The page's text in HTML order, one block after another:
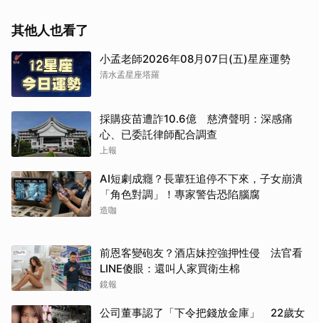
其他人也看了
小孟老師2026年08月07日(五)星座運勢
清水孟星座塔羅
採購疫苗遭詐10.6億 慈濟聲明：深感痛
心、已委託律師配合調查
上報
AI短劇成癮？長輩狂追停不下來，子女崩潰
「角色對調」！專家警告恐陷腦腐
造咖
前恩客變砲友？酒店妹控強押性侵 法官看
LINE傻眼：還叫人家買衛生棉
鏡報
公司董事認了「下令把錢放金庫」 22歲女